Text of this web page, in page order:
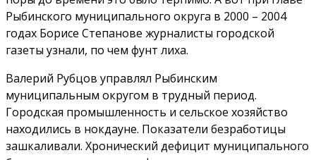
Рыбинского муниципального округа в 2000 – 2004
годах Борисе Степанове журналисты городской
газеты узнали, по чем фунт лиха.
Валерий Рубцов управлял Рыбинским
муниципальным округом в трудный период.
Городская промышленность и сельское хозяйство
находились в нокдауне. Показатели безработицы
зашкаливали. Хронический дефицит муниципального